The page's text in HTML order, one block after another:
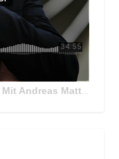
Matthä, CEO der ÖBB Holding